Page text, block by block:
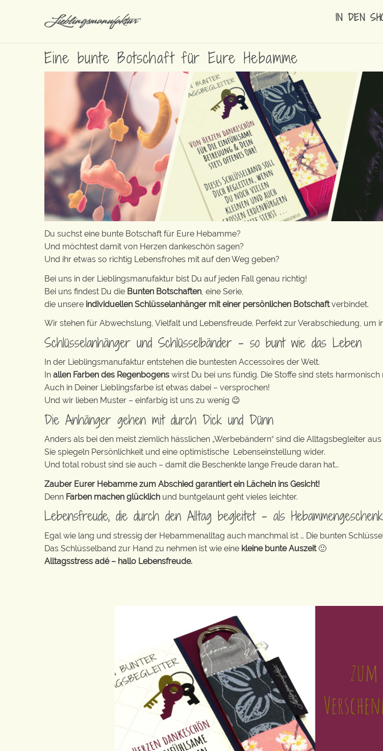
IN DEN
Eine bunte Botschaft für Eure Hebamme
Du suchst eine bunte Botschaft für Eure Hebamme?
Und möchtest damit von Herzen dankeschön sagen?
Und ihr etwas so richtig Lebensfrohes mit auf den Weg geben?
Bei uns in der Lieblingsmanufaktur bist Du auf jeden Fall genau richtig!
Bei uns findest Du die Bunten Botschaften , eine Serie,
die unsere individuellen Schlüsselanhänger mit einer persönlichen Botschaftverbindet.
Wir stehen für Abwechslung, Vielfalt und Lebensfreude. Perfekt zur Verabschiedung, um
Schlüsselanhänger und Schlüsselbänder – so bunt wie das Leben
In der Lieblingsmanufaktur entstehen die buntesten Accessoires der Welt.
In allen Farben des Regenbogens wirst Du bei uns fündig. Die Stoffe sind stets
Auch in Deiner Lieblingsfarbe ist etwas dabei – versprochen!
Und wir lieben Muster – einfarbig ist uns zu wenig 😉
Die Anhänger gehen mit durch Dick und Dünn
Anders als bei den meist ziemlich hässlichen „Werbebändern“ sind die Alltagsbegleiter
Sie spiegeln Persönlichkeit und eine optimistische Lebenseinstellung wider.
Und total robust sind sie auch – damit die Beschenkte lange Freude daran hat…
Zauber Eurer Hebamme zum Abschied garantiert ein Lächeln ins Gesicht!
Denn Farben machen glücklich und buntgelaunt geht vieles leichter.
Lebensfreude, die durch den Alltag begleitet – als Hebammengeschenk
Egal wie lang und stressig der Hebammenalltag auch manchmal ist … Die bunten
Das Schlüsselband zur Hand zu nehmen ist wie eine kleine bunte Auszeit🙂
Alltagsstress adé – hallo Lebensfreude.